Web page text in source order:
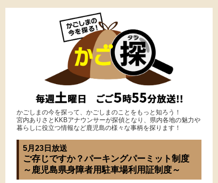
かごしまの今を探って、かごしまのことをもっと知ろう！
宮内ありさとKKBアナウンサーが探偵となり、県内各地の魅力や
暮らしに役立つ情報など鹿児島の様々な事柄を探ります！
5月23日放送
ご存じですか？パーキングパーミット制度
～鹿児島県身障者用駐車場利用証制度～